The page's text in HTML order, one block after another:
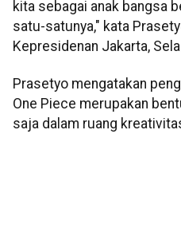
kita sebagai anak bangsa
satu-satunya," kata
Kepresidenan Jakarta,
Prasetyo mengatakan
One Piece merupakan
saja dalam ruang